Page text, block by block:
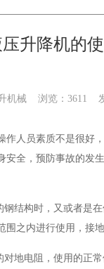
升降机的
机械 浏览：3611
人员素质不是很好
全，预防事故的
结构时，又或者是
之内进行使用，接
地电阻，使用的正